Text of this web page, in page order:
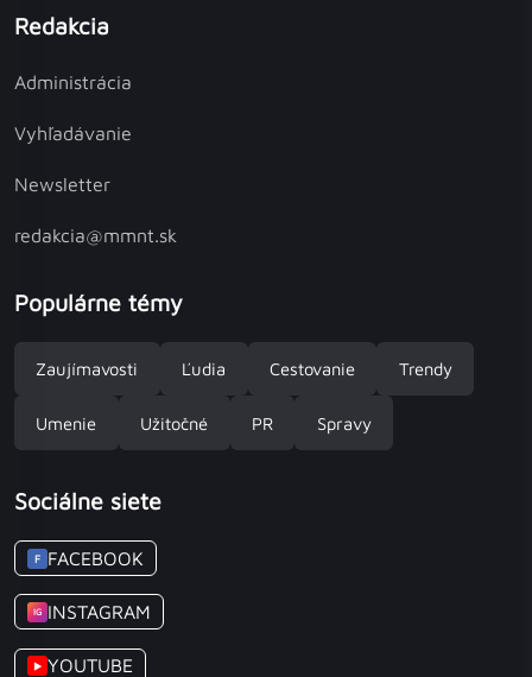
Redakcia
Administrácia
Vyhľadávanie
Newsletter
redakcia@mmnt.sk
Populárne témy
Zaujímavosti Ľudia Cestovanie Trendy
Umenie Užitočné PR Spravy
Sociálne siete
F FACEBOOK
IG INSTAGRAM
▶ YOUTUBE